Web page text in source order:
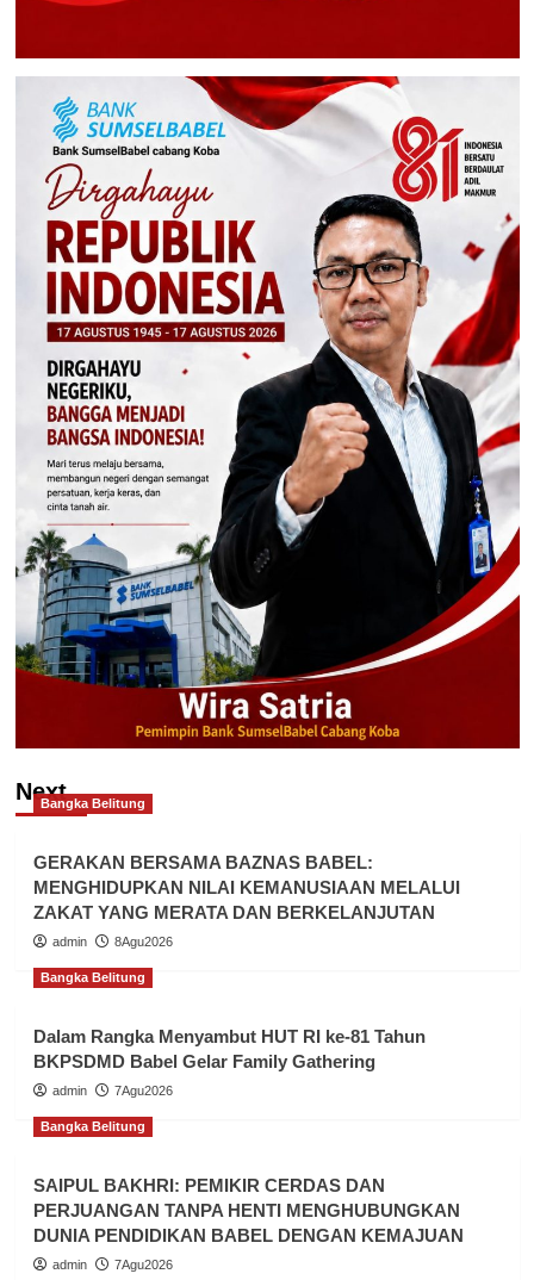
NextBangka Belitung
GERAKAN BERSAMA BAZNAS BABEL:
MENGHIDUPKAN NILAI KEMANUSIAAN MELALUI
ZAKAT YANG MERATA DAN BERKELANJUTAN
admin 8Agu2026
Bangka Belitung
Dalam Rangka Menyambut HUT RI ke-81 Tahun
BKPSDMD Babel Gelar Family Gathering
admin 7Agu2026
Bangka Belitung
SAIPUL BAKHRI: PEMIKIR CERDAS DAN
PERJUANGAN TANPA HENTI MENGHUBUNGKAN
DUNIA PENDIDIKAN BABEL DENGAN KEMAJUAN
admin 7Agu2026